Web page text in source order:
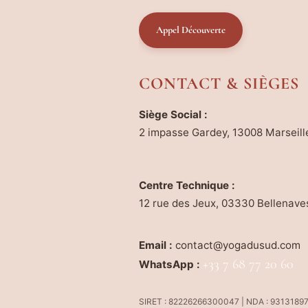
Appel Découverte
CONTACT & SIÈGES
Siège Social :
2 impasse Gardey, 13008
Centre Technique :
12 rue des Jeux, 03330
Email : contact@yogadusud.com
WhatsApp : +33 7 68 77 20 60
SIRET : 82226266300047 | NDA :